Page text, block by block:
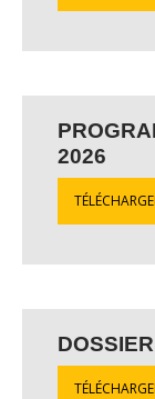
2026